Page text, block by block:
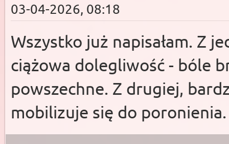
03-04-2026, 08:18
Wszystko już napisałam. Z
ciążowa dolegliwość - bóle
powszechne. Z drugiej,
mobilizuje się do